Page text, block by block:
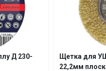
Д 230-
Щетка для
22,2мм
по каждые 2
оплате Плайтом